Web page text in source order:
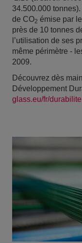
34.500.000
de CO2 émise par
près de 10 tonnes
l’utilisation de ses
même périmètre -
2009.
Découvrez dès
Développement
glass.eu/fr/durabilite